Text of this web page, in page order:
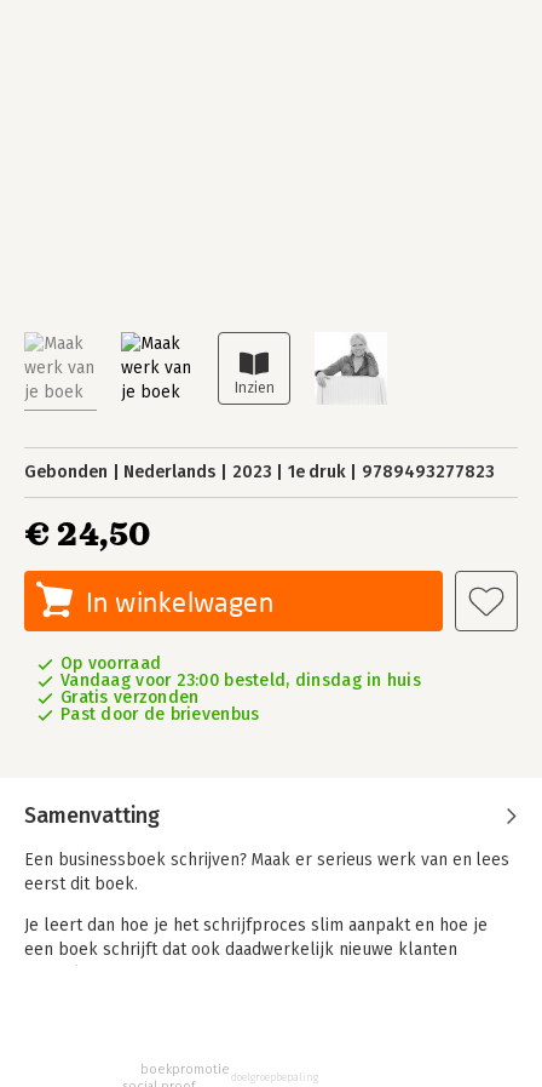
Gebonden Nederlands 2023 1e druk 9789493277823
€ 24,50
In winkelwagen
Op voorraad
Vandaag voor 23:00 besteld, dinsdag in huis
Gratis verzonden
Past door de brievenbus
Samenvatting
Een businessboek schrijven? Maak er serieus werk van en lees
eerst dit boek.
Je leert dan hoe je het schrijfproces slim aanpakt en hoe je
een boek schrijft dat ook daadwerkelijk nieuwe klanten
dus tijd en energie en omzeil moeiteloos deze valkuilen door
boekpromotie
doelgroepbepaling